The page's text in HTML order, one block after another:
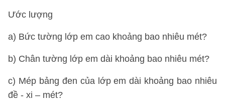
Ước lượng
a) Bức tường lớp em cao khoảng bao nhiêu mét?
b) Chân tường lớp em dài khoảng bao nhiêu mét?
c) Mép bảng đen của lớp em dài khoảng bao nhiêu
đề - xi – mét?